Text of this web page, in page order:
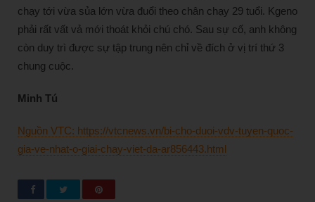
chạy tới vừa sủa lớn vừa đuổi theo chân chạy 29 tuổi. Kgeno
phải rất vất vả mới thoát khỏi chú chó. Sau sự cố, anh không
còn duy trì được sự tập trung nên chỉ về đích ở vị trí thứ 3
chung cuộc.
Minh Tú
Nguồn VTC: https://vtcnews.vn/bi-cho-duoi-vdv-tuyen-quoc-
gia-ve-nhat-o-giai-chay-viet-da-ar856443.html